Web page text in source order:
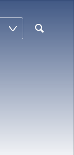
Search